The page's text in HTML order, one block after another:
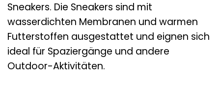
Sneakers. Die Sneakers sind mit
wasserdichten Membranen und warmen
Futterstoffen ausgestattet und eignen sich
ideal für Spaziergänge und andere
Outdoor-Aktivitäten.